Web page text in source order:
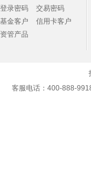
登录密码
交易密码
基金客户
信用卡客户
资管产品
客服电话：400-888-